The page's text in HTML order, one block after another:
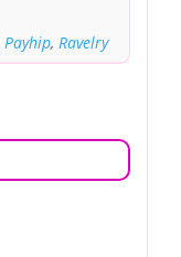
Payhip, Ravelry